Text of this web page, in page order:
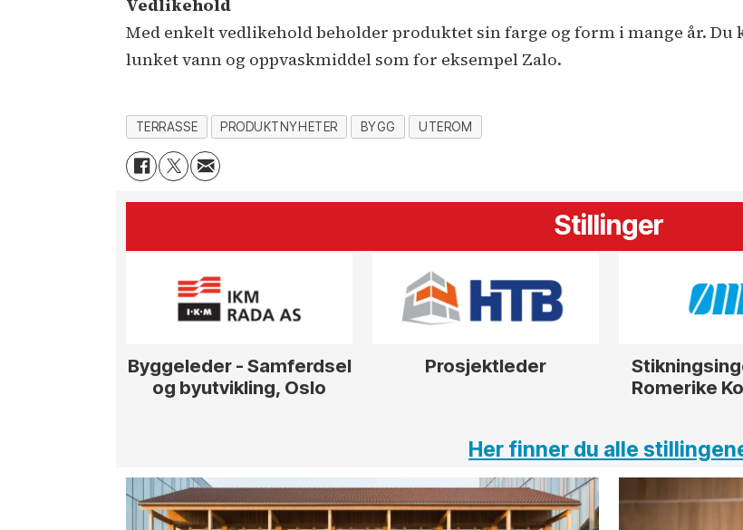
Vedlikehold
Med enkelt vedlikehold beholder produktet sin farge og form i mange år. Du
lunket vann og oppvaskmiddel som for eksempel Zalo.
TERRASSE PRODUKTNYHETER BYGG UTEROM
Stillinger
Byggeleder - Samferdsel
og byutvikling, Oslo
Prosjektleder
Stikningsingeniør ØMF
Romerike Kongsvinger
Her finner du alle